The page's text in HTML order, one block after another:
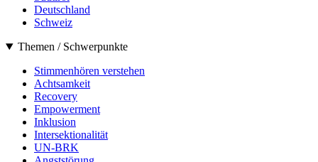
Deutschland
Schweiz
Themen / Schwerpunkte
Stimmenhören verstehen
Achtsamkeit
Recovery
Empowerment
Inklusion
Intersektionalität
UN-BRK